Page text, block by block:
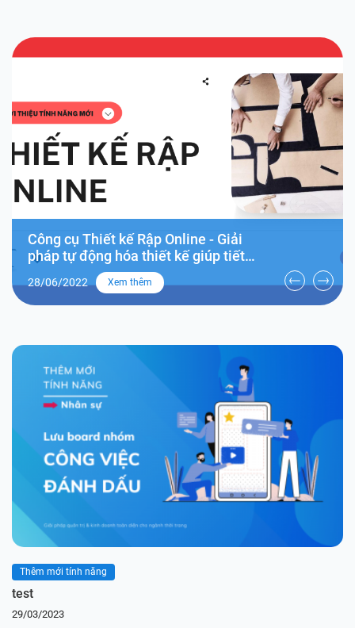
Công cụ Thiết kế Rập Online - Giải
pháp tự động hóa thiết kế giúp tiết
kiệm thời gian và chi phí
28/06/2022 Xem thêm
Thêm mới tính năng
test
29/03/2023